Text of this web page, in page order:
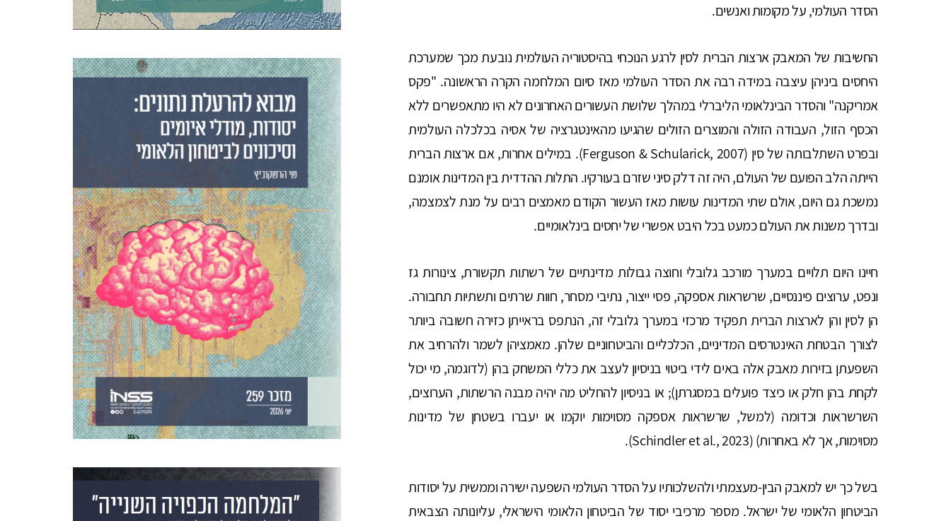
הסדר העולמי, על מקומות ואנשים.
החשיבות של המאבק ארצות הברית לסין לרגע הנוכחי בהיסטוריה העולמית נובעת מכך שמערכת
היחסים ביניהן עיצבה במידה רבה את הסדר העולמי מאז סיום המלחמה הקרה הראשונה. "פקס
אמריקנה" והסדר הבינלאומי הליברלי במהלך שלושת העשורים האחרונים לא היו מתאפשרים ללא
הכסף הזול, העבודה הזולה והמוצרים הזולים שהגיעו מהאינטגרציה של אסיה בכלכלה העולמית
ובפרט השתלבותה של סין (Ferguson & Schularick, 2007). במילים אחרות, אם ארצות הברית
הייתה הלב הפועם של העולם, היה זה דלק סיני שזרם בעורקיו. התלות ההדדית בין המדינות אומנם
נמשכת גם היום, אולם שתי המדינות עושות מאז העשור הקודם מאמצים רבים על מנת לצמצמה,
ובדרך משנות את העולם כמעט בכל היבט אפשרי של יחסים בינלאומיים.
חיינו היום תלויים במערך מורכב גלובלי וחוצה גבולות מדינתיים של רשתות תקשורת, צינורות גז
ונפט, ערוצים פיננסיים, שרשראות אספקה, פסי ייצור, נתיבי מסחר, חוות שרתים ותשתיות תחבורה.
הן לסין והן לארצות הברית תפקיד מרכזי במערך גלובלי זה, הנתפס בראייתן כזירה חשובה ביותר
לצורך הבטחת האינטרסים המדיניים, הכלכליים והביטחוניים שלהן. מאמציהן לשמר ולהרחיב את
השפעתן בזירות מאבק אלה באים לידי ביטוי בניסיון לעצב את כללי המשחק בהן (לדוגמה, מי יכול
לקחת בהן חלק או כיצד פועלים במסגרתן); או בניסיון להחליט מה יהיה מבנה הרשתות, הערוצים,
השרשראות וכדומה (למשל, שרשראות אספקה מסוימות יוקמו או יעברו בשטחן של מדינות
מסוימות, אך לא באחרות) (Schindler et al., 2023).
בשל כך יש למאבק הבין-מעצמתי ולהשלכותיו על הסדר העולמי השפעה ישירה וממשית על יסודות
הביטחון הלאומי של ישראל. מספר מרכיבי יסוד של הביטחון הלאומי הישראלי, עליונותה הצבאית